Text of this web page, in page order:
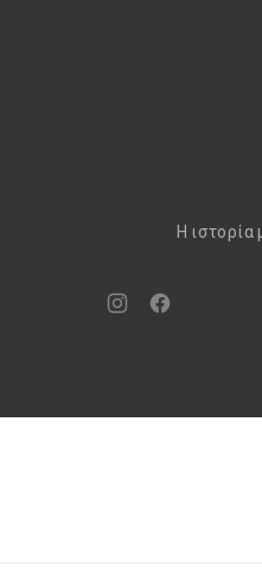
H ιστορία
Νέο
Νέο